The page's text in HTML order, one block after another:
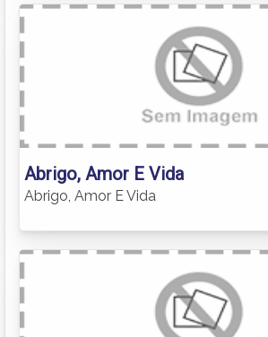
Abrigo, Amor E Vida
Abrigo, Amor E Vida